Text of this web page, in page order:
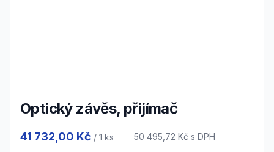
Optický závěs, přijímač
41 732,00 Kč / 1 ks Cena s DPH
50 495,72 Kč s DPH